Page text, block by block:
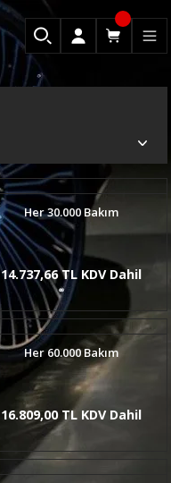
Her 30.000 Bakım
14.737,66 TL KDV Dahil
Her 60.000 Bakım
16.809,00 TL KDV Dahil